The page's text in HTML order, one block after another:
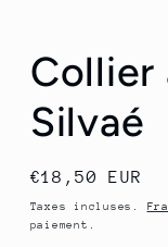
une
fenêtre
modale
Collier
Silvaé
Prix
habituel
€18,50 EUR
Taxes incluses.
paiement.